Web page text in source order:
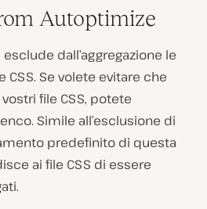
Autoptimize
dall’aggregazione le
Se volete evitare che
file CSS, potete
Simile all’esclusione di
predefinito di questa
ai file CSS di essere